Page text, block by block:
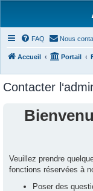
FAQ Nous
Accueil Portail
Contacter
Veuillez prendre
fonctions réservées à
Poser des